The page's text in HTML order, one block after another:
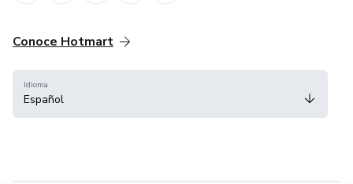
Conoce Hotmart
Idioma
Español